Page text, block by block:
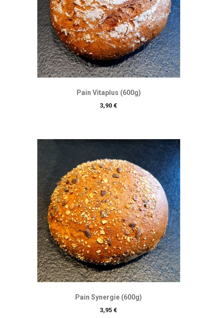
Pain Vitaplus (600g)
Prix
3,90 €
Pain Synergie (600g)
Prix
3,95 €